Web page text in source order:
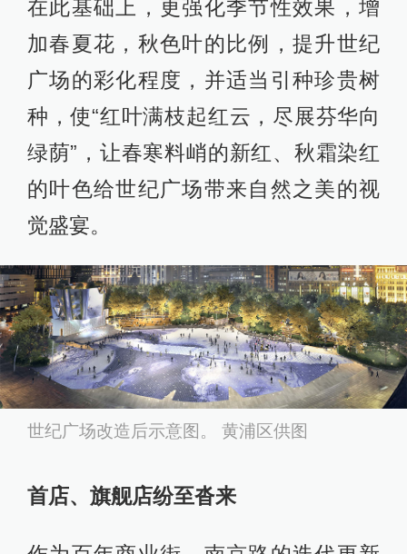
在此基础上，更强化季节性效果，增
加春夏花，秋色叶的比例，提升世纪
广场的彩化程度，并适当引种珍贵树
种，使“红叶满枝起红云，尽展芬华向
绿荫”，让春寒料峭的新红、秋霜染红
的叶色给世纪广场带来自然之美的视
觉盛宴。
世纪广场改造后示意图。 黄浦区供图
首店、旗舰店纷至沓来